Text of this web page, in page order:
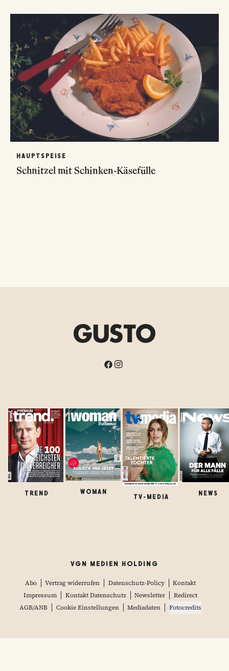
HAUPTSPEISE
Schnitzel mit Schinken-Käsefülle
TREND WOMAN
TV-MEDIA
NEWS
VGN MEDIEN HOLDING
Abo Vertrag widerrufen Datenschutz-Policy
Kontakt
Impressum
Kontakt Datenschutz Newsletter
Redirect
AGB/ANB
Cookie Einstellungen Mediadaten Fotocredits